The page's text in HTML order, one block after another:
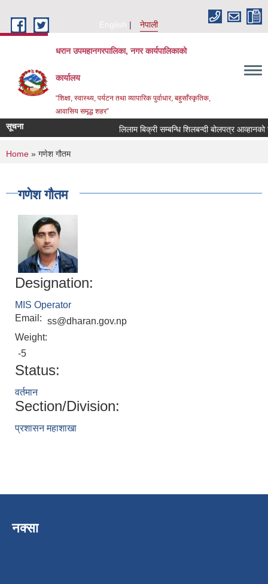
English
नेपाली
धरान उपमहानगरपालिका, नगर कार्यपालिकाको
कार्यालय
“शिक्षा, स्वास्थ्य, पर्यटन तथा व्यापारिक पुर्वाधार, बहुसाँस्कृतिक,
आवासिय समृद्ध शहर”
सूचना लिलाम बिक्री सम्बन्धि शिलबन्दी
You are here
Home » गणेश गौतम
गणेश गौतम
Designation:
MIS Operator
Email: ss@dharan.gov.np
Weight:
-5
Status:
वर्तमान
Section/Division:
प्रशासन महाशाखा
नक्सा